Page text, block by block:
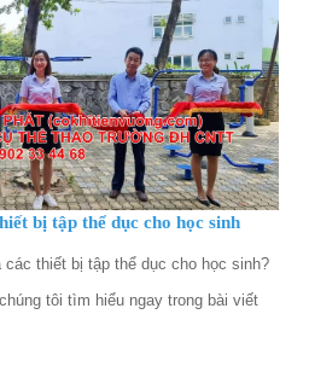
bị tập thể dục cho học sinh
thiết bị tập thể dục cho học sinh?
tôi tìm hiểu ngay trong bài viết